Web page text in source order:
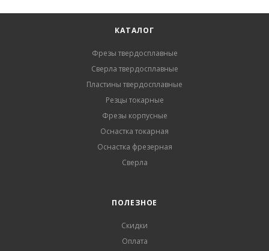
КАТАЛОГ
Фрезы твердосплавные
Сверла твердосплавные
Пластины твердосплавные
Резцы токарные
Фрезы корпусные
Оснастка токарная
Оснастка фрезерная
Сверла
ПОЛЕЗНОЕ
Скидки
Оплата